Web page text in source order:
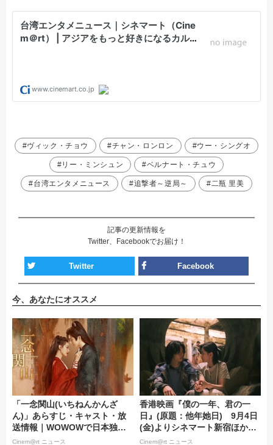
#ヴィック・チョウ #チャン・ロンロン #ウー・シングオ
#リー・ミンシュン #ベルナート・チュウ
#台湾エンタメニュース #追撃者～逆局～ #二瓶 里美
記事の更新情報を
Twitter、Facebookでお届け！
Twitter Facebook
今、あなたにオススメ
「一念関山(いちねんかんざ
ん)」あらすじ・キャスト・放
送情報｜WOWOWで日本独占
初放送・配信
Cinem@rt ニュース
香港映画『僕の一年、君の一
日』(原題：他年她日) 9月4日
(金)よりシネマート新宿ほか全
国順次公開！
Cinem@rt ニュース